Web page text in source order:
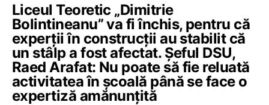
Liceul Teoretic „Dimitrie
Bolintineanu” va fi închis, pentru că
experţii în construcţii au stabilit că
un stâlp a fost afectat. Șeful DSU,
Raed Arafat: Nu poate să fie reluată
activitatea în școală până se face o
expertiză amănunțită